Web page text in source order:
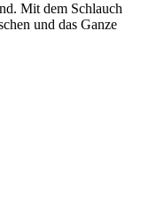
Mit dem Schlauch
und das Ganze